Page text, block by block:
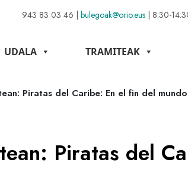
943 83 03 46 | bulegoak@orio.eus | 8:30-
UDALA TRAMITEAK
Piratas del Caribe: En el fin del mundo
Piratas del